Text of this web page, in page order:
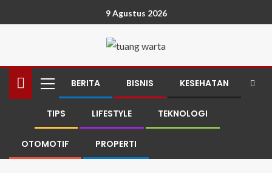
9 Agustus 2026
BERITA BISNIS KESEHATAN
TIPS LIFESTYLE TEKNOLOGI
OTOMOTIF PROPERTI